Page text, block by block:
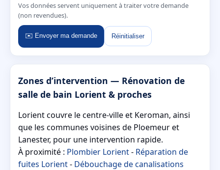
Vos données servent uniquement à traiter votre demande
(non revendues).
✉️ Envoyer ma demande Réinitialiser
Zones d’intervention — Rénovation de
salle de bain Lorient & proches
Lorient couvre le centre-ville et Keroman, ainsi
que les communes voisines de Ploemeur et
Lanester, pour une intervention rapide.
À proximité : Plombier Lorient- Réparation de
fuites Lorient- Débouchage de canalisations